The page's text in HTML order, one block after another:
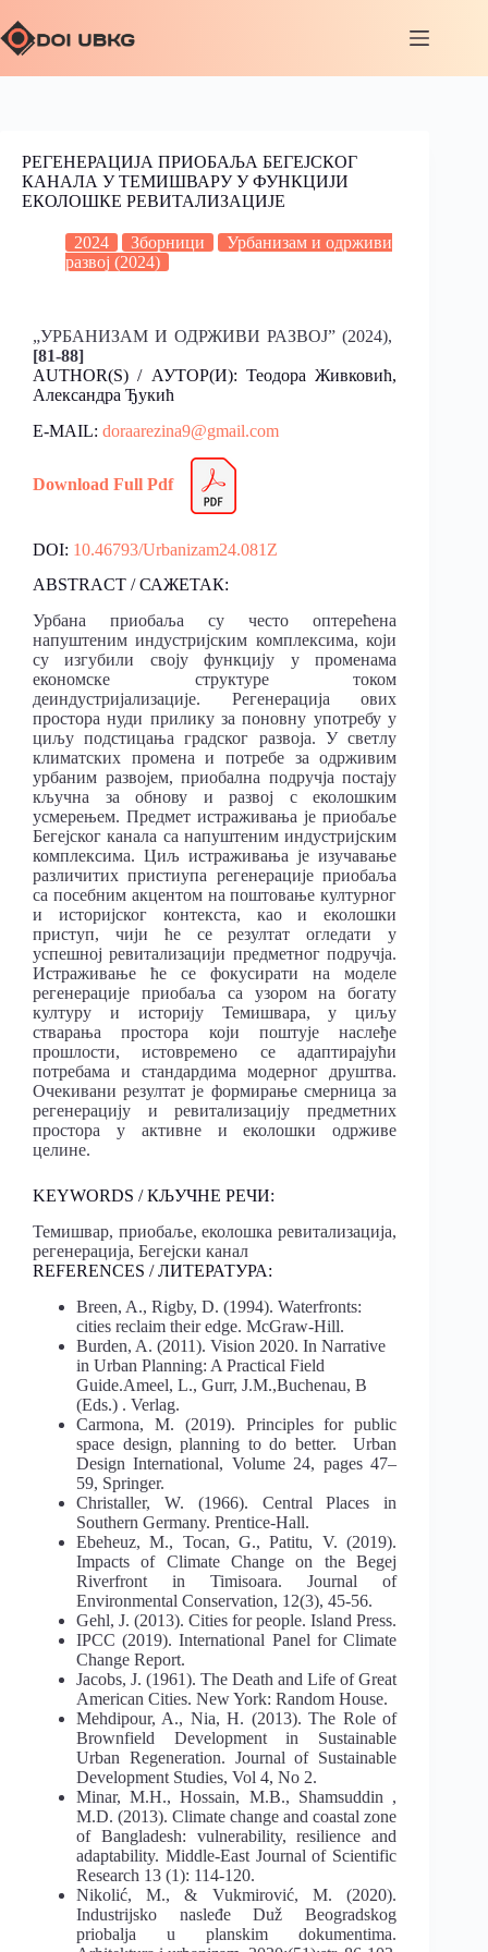
РЕГЕНЕРАЦИЈА ПРИОБАЉА БЕГЕЈСКОГ
КАНАЛА У ТЕМИШВАРУ У ФУНКЦИЈИ
ЕКОЛОШКЕ РЕВИТАЛИЗАЦИЈЕ
2024 Зборници
Урбанизам и одрживи
развој (2024)
„УРБАНИЗАМ И ОДРЖИВИ РАЗВОЈ” (2024),
[81-88]
AUTHOR(S) / АУТОР(И): Теодора Живковић,
Александра Ђукић
E-MAIL: doraarezina9@gmail.com
Download Full Pdf
DOI: 10.46793/Urbanizam24.081Z
ABSTRACT / САЖЕТАК:
Урбана приобаља су често оптерећена
напуштеним индустријским комплексима, који
су изгубили своју функцију у променама
економске структуре током
деиндустријализације. Регенерација ових
простора нуди прилику за поновну употребу у
циљу подстицања градског развоја. У светлу
климатских промена и потребе за одрживим
урбаним развојем, приобална подручја постају
кључна за обнову и развој с еколошким
усмерењем. Предмет истраживања је приобаље
Бегејског канала са напуштеним индустријским
комплексима. Циљ истраживања је изучавање
различитих пристиупа регенерације приобаља
са посебним акцентом на поштовање културног
и историјског контекста, као и еколошки
приступ, чији ће се резултат огледати у
успешној ревитализацији предметног подручја.
Истраживање ће се фокусирати на моделе
регенерације приобаља са узором на богату
културу и историју Темишвара, у циљу
стварања простора који поштује наслеђе
прошлости, истовремено се адаптирајући
потребама и стандардима модерног друштва.
Очекивани резултат је формирање смерница за
регенерацију и ревитализацију предметних
простора у активне и еколошки одрживе
целине.
KEYWORDS / КЉУЧНЕ РЕЧИ:
Темишвар, приобаље, еколошка ревитализација,
регенерација, Бегејски канал
REFERENCES / ЛИТЕРАТУРА:
Breen, A., Rigby, D. (1994). Waterfronts:
cities reclaim their edge. McGraw-Hill.
Burden, A. (2011). Vision 2020. In Narrative
in Urban Planning: A Practical Field
Guide.Ameel, L., Gurr, J.M.,Buchenau, B
(Eds.) . Verlag.
Carmona, M. (2019). Principles for public
space design, planning to do better. Urban
Design International, Volume 24, pages 47–
59, Springer.
Christaller, W. (1966). Central Places in
Southern Germany. Prentice-Hall.
Ebeheuz, M., Tocan, G., Patitu, V. (2019).
Impacts of Climate Change on the Begej
Riverfront in Timisoara. Journal of
Environmental Conservation, 12(3), 45-56.
Gehl, J. (2013). Cities for people. Island Press.
IPCC (2019). International Panel for Climate
Change Report.
Jacobs, J. (1961). The Death and Life of Great
American Cities. New York: Random House.
Mehdipour, A., Nia, H. (2013). The Role of
Brownfield Development in Sustainable
Urban Regeneration. Journal of Sustainable
Development Studies, Vol 4, No 2.
Мinar, M.H., Hossain, M.B., Shamsuddin ,
M.D. (2013). Climate change and coastal zone
of Bangladesh: vulnerability, resilience and
adaptability. Middle-East Journal of Scientific
Research 13 (1): 114-120.
Nikolić, M., & Vukmirović, M. (2020).
Industrijsko nasleđe Duž Beogradskog
priobalja u planskim dokumentima.